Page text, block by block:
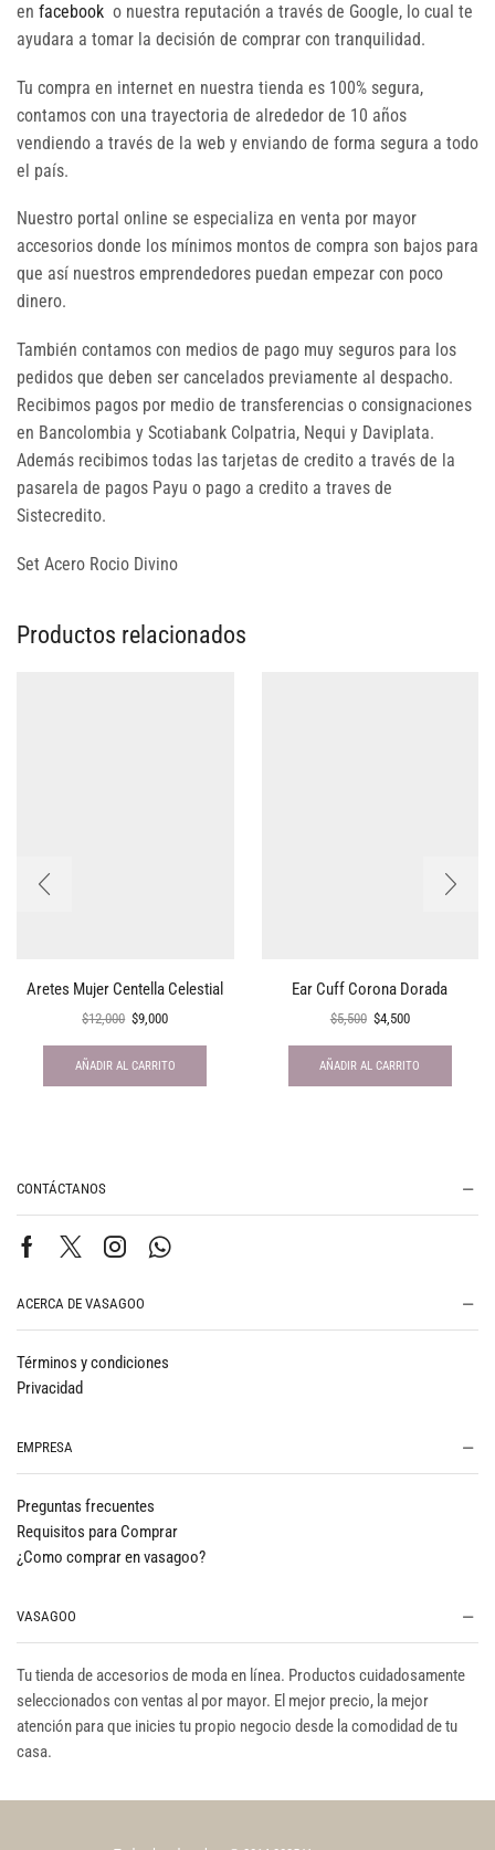
en facebook o nuestra reputación a través de Google, lo cual te
ayudara a tomar la decisión de comprar con tranquilidad.
Tu compra en internet en nuestra tienda es 100% segura,
contamos con una trayectoria de alrededor de 10 años
vendiendo a través de la web y enviando de forma segura a todo
el país.
Nuestro portal online se especializa en venta por mayor
accesorios donde los mínimos montos de compra son bajos para
que así nuestros emprendedores puedan empezar con poco
dinero.
También contamos con medios de pago muy seguros para los
pedidos que deben ser cancelados previamente al despacho.
Recibimos pagos por medio de transferencias o consignaciones
en Bancolombia y Scotiabank Colpatria, Nequi y Daviplata.
Además recibimos todas las tarjetas de credito a través de la
pasarela de pagos Payu o pago a credito a traves de
Sistecredito.
Set Acero Rocio Divino
Productos relacionados
Aretes Mujer Centella Celestial
$12,000 $9,000
AÑADIR AL CARRITO
Ear Cuff Corona Dorada
$5,500 $4,500
AÑADIR AL CARRITO
CONTÁCTANOS
ACERCA DE VASAGOO
Términos y condiciones
Privacidad
EMPRESA
Preguntas frecuentes
Requisitos para Comprar
¿Como comprar en vasagoo?
VASAGOO
Tu tienda de accesorios de moda en línea. Productos cuidadosamente
seleccionados con ventas al por mayor. El mejor precio, la mejor
atención para que inicies tu propio negocio desde la comodidad de tu
casa.